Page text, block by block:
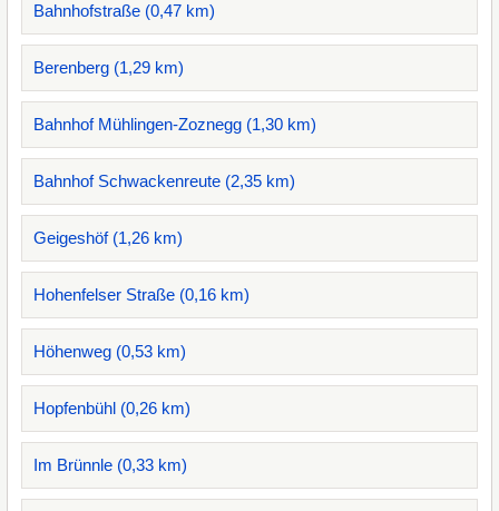
Bahnhofstraße (0,47 km)
Berenberg (1,29 km)
Bahnhof Mühlingen-Zoznegg (1,30 km)
Bahnhof Schwackenreute (2,35 km)
Geigeshöf (1,26 km)
Hohenfelser Straße (0,16 km)
Höhenweg (0,53 km)
Hopfenbühl (0,26 km)
Im Brünnle (0,33 km)